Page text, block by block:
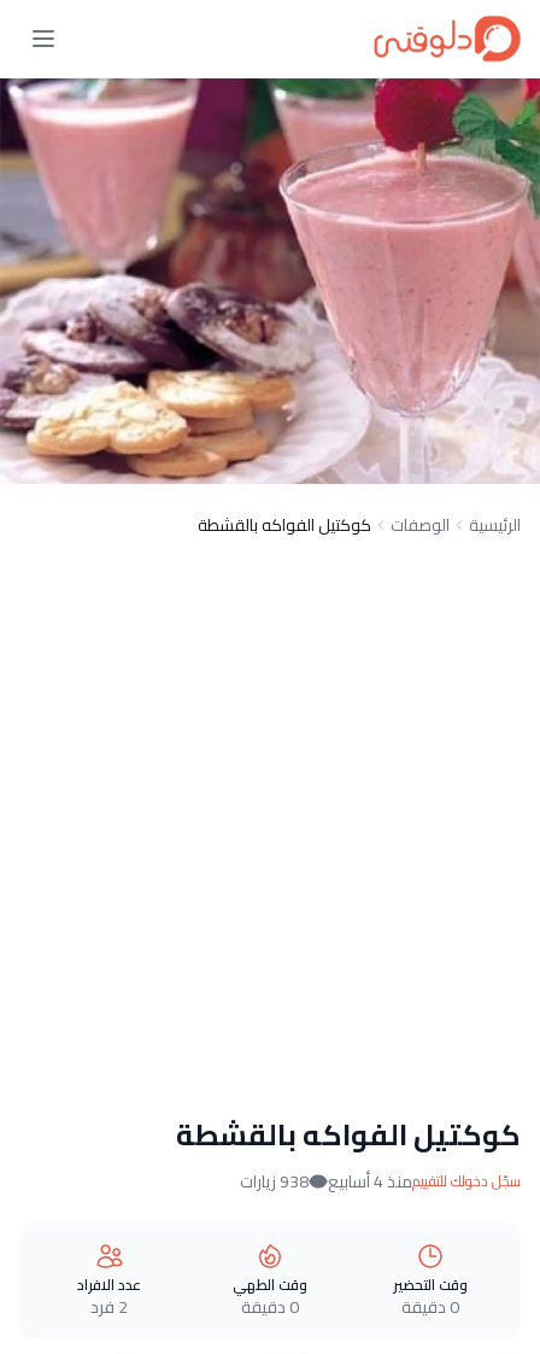
الرئيسية الوصفات كوكتيل الفواكه بالقشطة
كوكتيل الفواكه بالقشطة
سجّل دخولك للتقييممنذ 4 أسابيع 938 زيارات
وقت التحضير
0 دقيقة
وقت الطهي
0 دقيقة
عدد الافراد
2 فرد